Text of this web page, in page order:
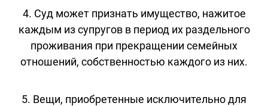
4. Суд может признать имущество, нажитое
каждым из супругов в период их раздельного
проживания при прекращении семейных
отношений, собственностью каждого из них.
5. Вещи, приобретенные исключительно для